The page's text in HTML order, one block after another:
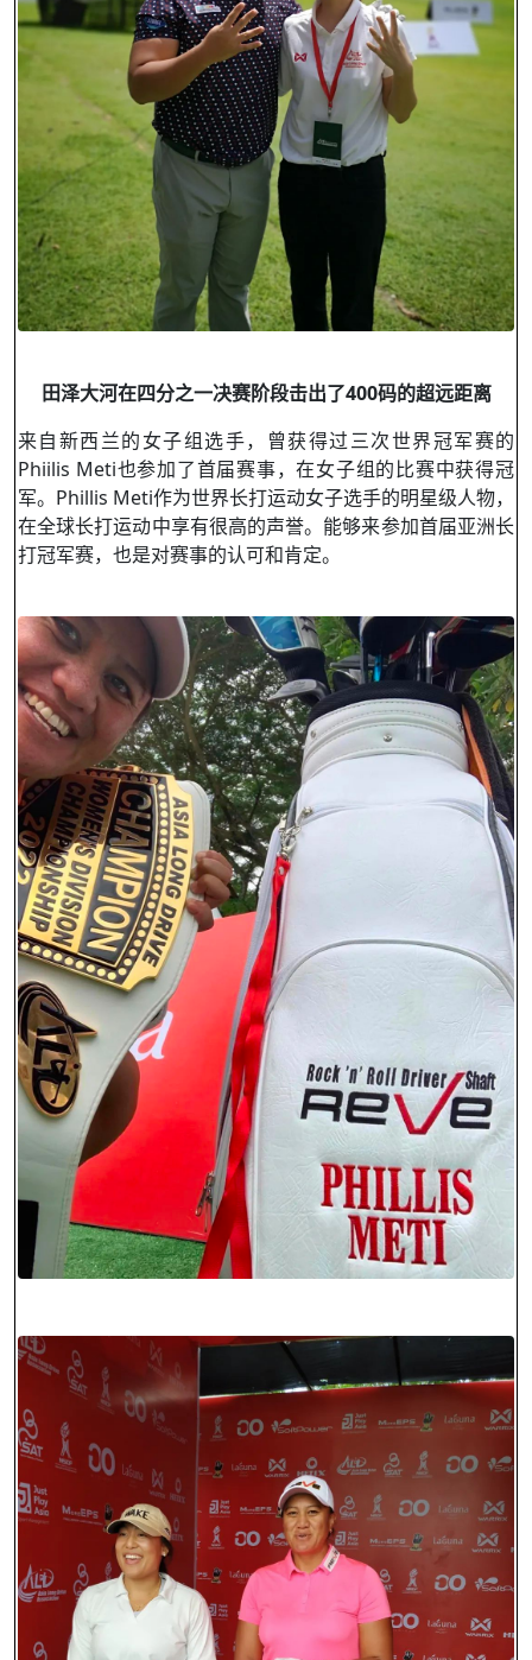
田泽大河在四分之一决赛阶段击出了400码的超远距离
来自新西兰的女子组选手，曾获得过三次世界冠军赛的
Phiilis Meti也参加了首届赛事，在女子组的比赛中获得冠
军。Phillis Meti作为世界长打运动女子选手的明星级人物，
在全球长打运动中享有很高的声誉。能够来参加首届亚洲长
打冠军赛，也是对赛事的认可和肯定。